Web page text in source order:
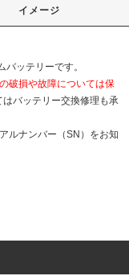
イメージ
ッテリーです。
破損や故障については保
バッテリー交換修理も承
ルナンバー（SN）をお知